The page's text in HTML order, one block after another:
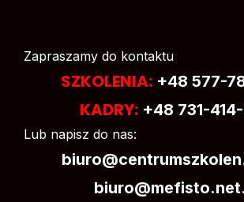
Zapraszamy do kontaktu
SZKOLENIA: +48 577-
KADRY: +48 731-
Lub napisz do nas: